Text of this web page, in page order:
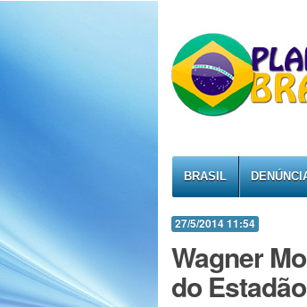
BRASIL
27/5/2014 11:54
Wagner
do Estadão